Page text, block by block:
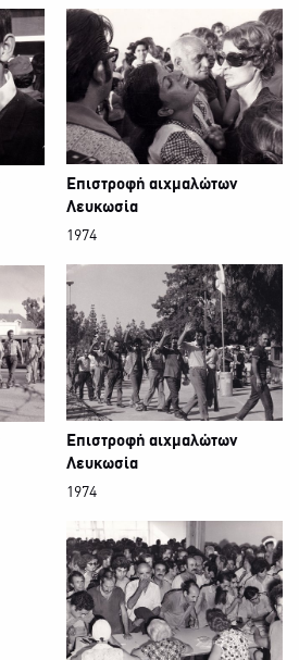
Επιστροφή αιχμαλώτων
Λευκωσία
1974
Επιστροφή αιχμαλώτων
Λευκωσία
1974